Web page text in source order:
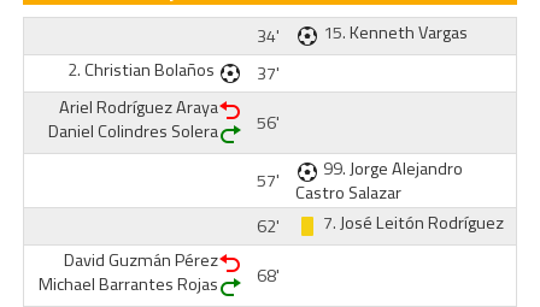
34' 15.Kenneth Vargas
2.Christian Bolaños
37'
Ariel Rodríguez Araya
Daniel Colindres Solera
56'
57' 99.Jorge Alejandro
Castro Salazar
62'
7.José Leitón Rodríguez
David Guzmán Pérez
Michael Barrantes Rojas
68'